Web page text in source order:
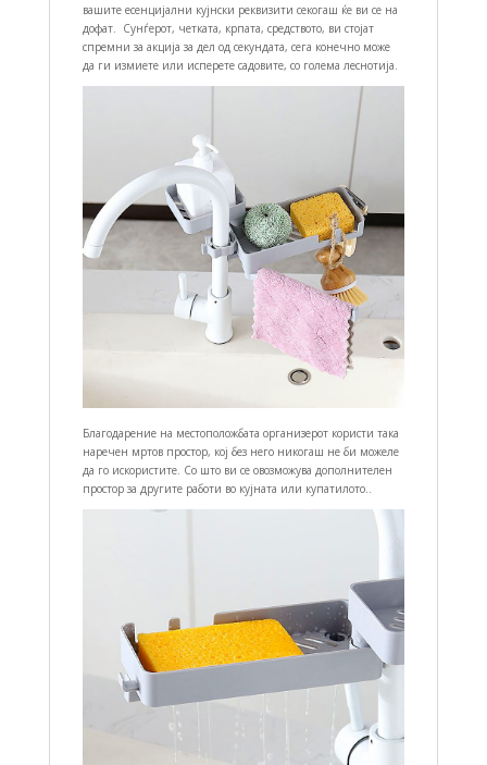
вашите есенцијални кујнски реквизити секогаш ќе ви се на
дофат. Сунѓерот, четката, крпата, средството, ви стојат
спремни за акција за дел од секундата, сега конечно може
да ги измиете или исперете садовите, со голема леснотија.
Благодарение на местоположбата организерот користи така
наречен мртов простор, кој без него никогаш не би можеле
да го искористите. Со што ви се овозможува дополнителен
простор за другите работи во кујната или купатилото..